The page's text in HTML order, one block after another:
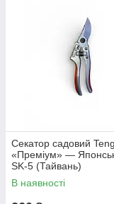
міцності, які
рослин, що
Секатор садовий
«Преміум» —
SK-5 (Тайвань)
В наявності